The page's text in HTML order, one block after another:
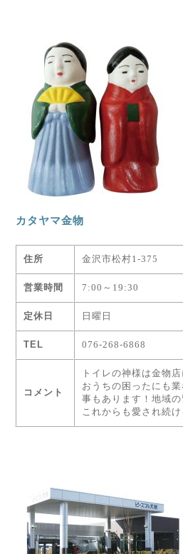
カタヤマ金物
住所 金沢市松村1-375
営業時間 7:00～19:30
定休日 日曜日
TEL 076-268-6868
コメント
トイレの神様は金物
おうちの困ったにも
事もあります！地域
これからも愛され続け